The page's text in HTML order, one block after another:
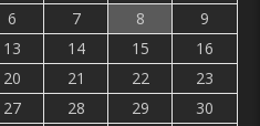
6 7 8
9
13 14 15
16
20 21 22
23
27 28 29
30